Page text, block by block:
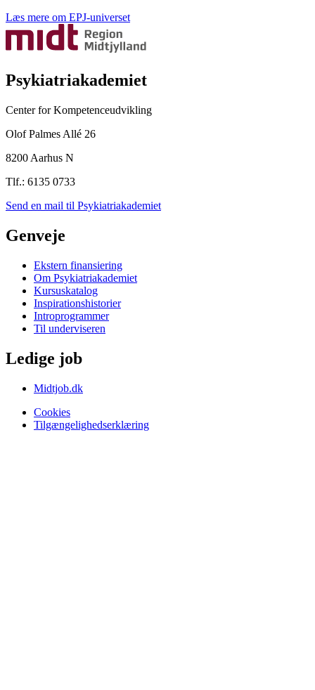
Læs mere om EPJ-universet
Psykiatriakademiet
Center for Kompetenceudvikling
Olof Palmes Allé 26
8200 Aarhus N
Tlf.: 6135 0733
Send en mail til Psykiatriakademiet
Genveje
Ekstern finansiering
Om Psykiatriakademiet
Kursuskatalog
Inspirationshistorier
Introprogrammer
Til underviseren
Ledige job
Midtjob.dk
Cookies
Tilgængelighedserklæring